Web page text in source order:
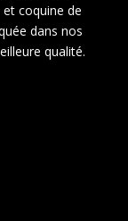
coquine de
dans nos
qualité.